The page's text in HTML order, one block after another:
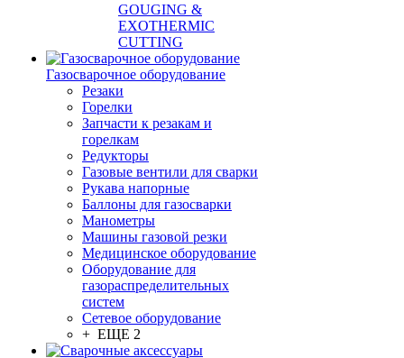
GOUGING &
EXOTHERMIC
CUTTING
Газосварочное оборудование
Резаки
Горелки
Запчасти к резакам и
горелкам
Редукторы
Газовые вентили для сварки
Рукава напорные
Баллоны для газосварки
Манометры
Машины газовой резки
Медицинское оборудование
Оборудование для
газораспределительных
систем
Сетевое оборудование
+ ЕЩЕ 2